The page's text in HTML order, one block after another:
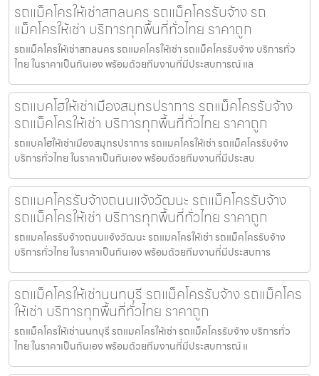
รถแม็คโครให้เช่าสกลนคร รถแม็คโครรับจ้าง รถ
แม็คโครให้เช่า บริการทุกพื้นที่ทั่วไทย ราคาถูก
รถแม็คโครให้เช่าสกลนคร รถแมคโครให้เช่า รถแม็คโครรับจ้าง บริการทั่ว
ไทย ในราคาเป็นกันเอง พร้อมด้วยทีมงานที่มีประสบการณ์ แล
รถแบคโฮให้เช่าเมืองสมุทรปราการ รถแม็คโครรับจ้าง
รถแม็คโครให้เช่า บริการทุกพื้นที่ทั่วไทย ราคาถูก
รถแบคโฮให้เช่าเมืองสมุทรปราการ รถแมคโครให้เช่า รถแม็คโครรับจ้าง
บริการทั่วไทย ในราคาเป็นกันเอง พร้อมด้วยทีมงานที่มีประสบ
รถแมคโครรับจ้างถนนแจ้งวัฒนะ รถแม็คโครรับจ้าง
รถแม็คโครให้เช่า บริการทุกพื้นที่ทั่วไทย ราคาถูก
รถแมคโครรับจ้างถนนแจ้งวัฒนะ รถแมคโครให้เช่า รถแม็คโครรับจ้าง
บริการทั่วไทย ในราคาเป็นกันเอง พร้อมด้วยทีมงานที่มีประสบการ
รถแม็คโครให้เช่านนทบุรี รถแม็คโครรับจ้าง รถแม็คโคร
ให้เช่า บริการทุกพื้นที่ทั่วไทย ราคาถูก
รถแม็คโครให้เช่านนทบุรี รถแมคโครให้เช่า รถแม็คโครรับจ้าง บริการทั่ว
ไทย ในราคาเป็นกันเอง พร้อมด้วยทีมงานที่มีประสบการณ์ แ